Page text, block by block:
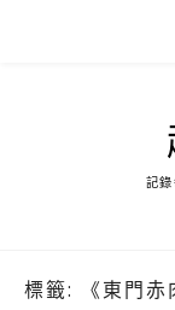
記
標籤: 《東門赤